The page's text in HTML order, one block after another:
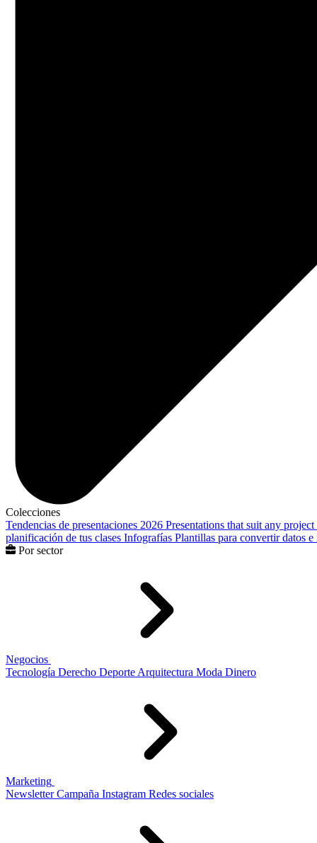
Colecciones
Tendencias de presentaciones 2026 Presentations that suit any project
planificación de tus clases Infografías Plantillas para convertir datos
Por sector
Negocios
Tecnología Derecho Deporte Arquitectura Moda Dinero
Marketing
Newsletter Campaña Instagram Redes sociales